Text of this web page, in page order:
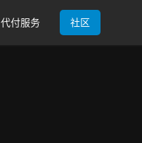
代付服务 社区